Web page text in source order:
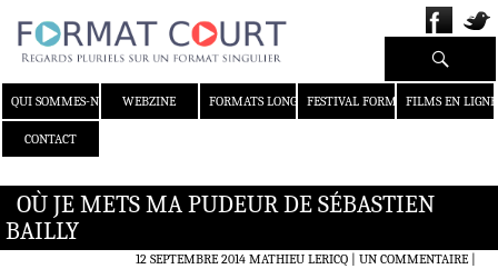
QUI SOMMES-NOUS ?WEBZINE FORMATS LONGS FESTIVAL FORMAT COURT
FILMS EN LIGNE
CONTACT
Recherche
OÙ JE METS MA PUDEUR DE SÉBASTIEN
BAILLY
12 SEPTEMBRE 2014 MATHIEU LERICQ UN COMMENTAIRE|